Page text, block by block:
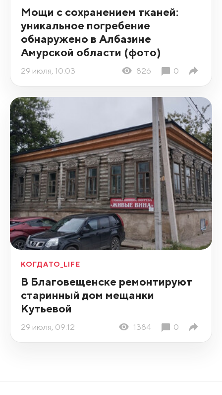
Мощи с сохранением тканей:
уникальное погребение
обнаружено в Албазине
Амурской области (фото)
29 июля, 10:03 826 0
КОГДАТО_LIFE
В Благовещенске ремонтируют
старинный дом мещанки
Кутьевой
29 июля, 09:12 1384 0